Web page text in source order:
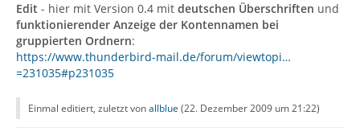
Edit - hier mit Version 0.4 mit deutschen Überschriften und
funktionierender Anzeige der Kontennamen bei
gruppierten Ordnern:
https://www.thunderbird-mail.de/forum/viewtopi…
=231035#p231035
Einmal editiert, zuletzt vonallblue (22. Dezember 2009 um 21:22)